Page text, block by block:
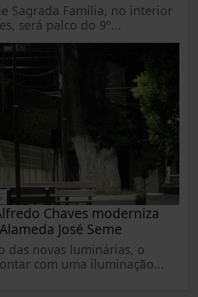
Sagrada Família, no interior
será palco do 9º...
Chaves moderniza
José Seme
das novas luminárias, o
com uma iluminação...